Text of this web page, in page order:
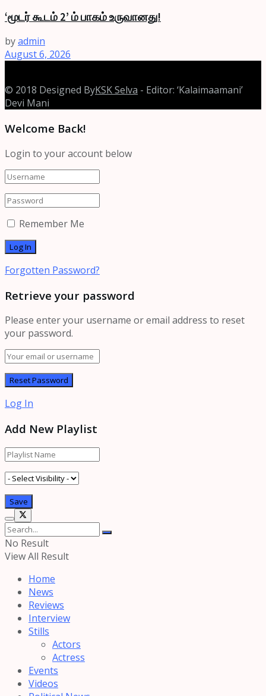
‘மூடர் கூடம் 2’ ம் பாகம் உருவானது!
byadmin
August 6, 2026
© 2018 Designed ByKSK Selva - Editor: ‘Kalaimaamani’
Devi Mani
Welcome Back!
Login to your account below
Remember Me
Forgotten Password?
Retrieve your password
Please enter your username or email address to reset
your password.
Log In
Add New Playlist
No Result
View All Result
Home
News
Reviews
Interview
Stills
Actors
Actress
Events
Videos